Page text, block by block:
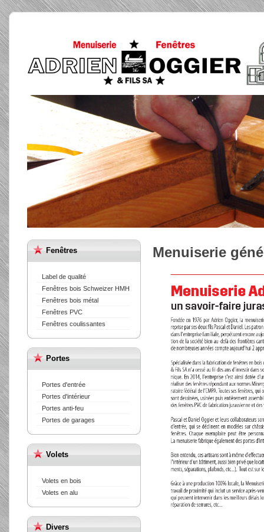
Fenêtres
Label de qualité
Fenêtres bois Schweizer HMH
Fenêtres bois métal
Fenêtres PVC
Fenêtres coulissantes
Portes
Portes d'entrée
Portes d'intérieur
Portes anti-feu
Portes de garages
Volets
Volets en bois
Volets en alu
Divers
Menuiserie